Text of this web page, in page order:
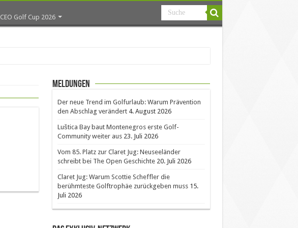
CEO Golf Cup 2026
Meldungen
Der neue Trend im Golfurlaub: Warum Prävention
den Abschlag verändert 4. August 2026
Luštica Bay baut Montenegros erste Golf-
Community weiter aus 23. Juli 2026
Vom 85. Platz zur Claret Jug: Neuseeländer
schreibt bei The Open Geschichte 20. Juli 2026
Claret Jug: Warum Scottie Scheffler die
berühmteste Golftrophäe zurückgeben muss 15.
Juli 2026